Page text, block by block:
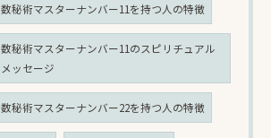
数秘術マスターナンバー11を持つ人の特徴
数秘術マスターナンバー11のスピリチュアル
メッセージ
数秘術マスターナンバー22を持つ人の特徴